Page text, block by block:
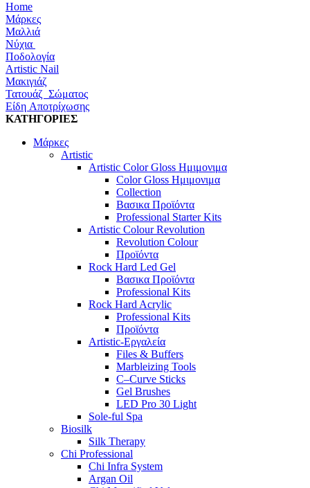
Home
Μάρκες
Μαλλιά
Νύχια
Ποδολογία
Artistic Nail
Μακιγιάζ
Τατουάζ Σώματος
Είδη Αποτρίχωσης
ΚΑΤΗΓΟΡΙΕΣ
Μάρκες
Artistic
Artistic Color Gloss Ημιμονιμα
Color Gloss Ημιμονιμα
Collection
Βασικα Προϊόντα
Professional Starter Kits
Artistic Colour Revolution
Revolution Colour
Προϊόντα
Rock Hard Led Gel
Βασικα Προϊόντα
Professional Kits
Rock Hard Acrylic
Professional Kits
Προϊόντα
Artistic-Εργαλεία
Files & Buffers
Marbleizing Tools
C–Curve Sticks
Gel Brushes
LED Pro 30 Light
Sole-ful Spa
Biosilk
Silk Therapy
Chi Professional
Chi Infra System
Argan Oil